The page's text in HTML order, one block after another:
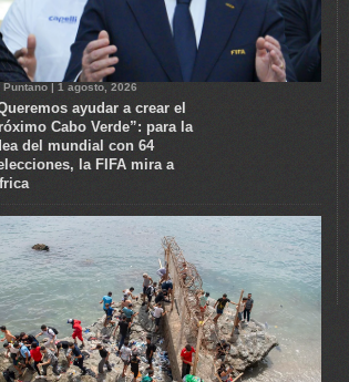
Puntano | 1 agosto, 2026
ayudar a crear el
Cabo Verde”: para la
del mundial con 64
la FIFA mira a